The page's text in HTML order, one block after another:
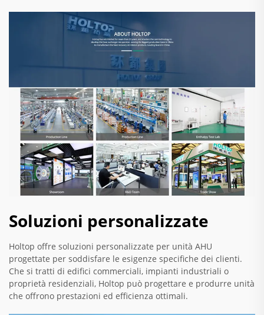
Soluzioni personalizzate
Holtop offre soluzioni personalizzate per unità AHU
progettate per soddisfare le esigenze specifiche dei clienti.
Che si tratti di edifici commerciali, impianti industriali o
proprietà residenziali, Holtop può progettare e produrre unità
che offrono prestazioni ed efficienza ottimali.